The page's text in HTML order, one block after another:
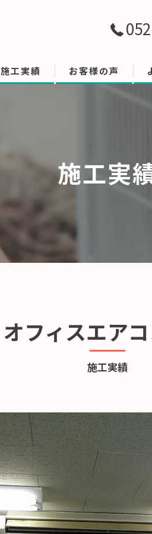
施工実績 お客様の声
施工実
施工実績
オフィスエア